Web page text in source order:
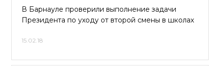
В Барнауле проверили выполнение задачи
Президента по уходу от второй смены в школах
15.02.18